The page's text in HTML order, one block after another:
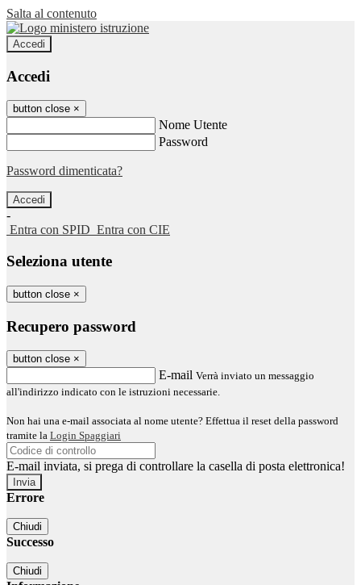
Salta al contenuto
Accedi
Accedi
button close ×
Nome Utente
Password
Password dimenticata?
-
Entra con SPID Entra con CIE
Seleziona utente
button close ×
Recupero password
button close ×
E-mail Verrà inviato un messaggio
all'indirizzo indicato con le istruzioni necessarie.
Non hai una e-mail associata al nome utente? Effettua il reset della password
tramite la Login Spaggiari
E-mail inviata, si prega di controllare la casella di posta elettronica!
Errore
Chiudi
Successo
Chiudi